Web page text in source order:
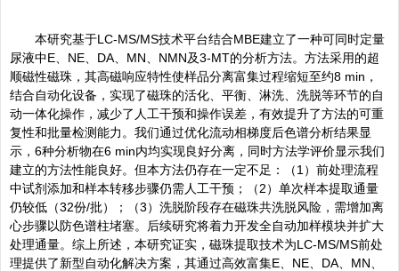
本研究基于LC-MS/MS技术平台结合MBE建立了一种可同时定量
尿液中E、NE、DA、MN、NMN及3-MT的分析方法。方法采用的超
顺磁性磁珠，其高磁响应特性使样品分离富集过程缩短至约8 min，
结合自动化设备，实现了磁珠的活化、平衡、淋洗、洗脱等环节的自
动一体化操作，减少了人工干预和操作误差，有效提升了方法的可重
复性和批量检测能力。我们通过优化流动相梯度后色谱分析结果显
示，6种分析物在6 min内均实现良好分离，同时方法学评价显示我们
建立的方法性能良好。但本方法仍存在一定不足：（1）前处理流程
中试剂添加和样本转移步骤仍需人工干预；（2）单次样本提取通量
仍较低（32份/批）；（3）洗脱阶段存在磁珠共洗脱风险，需增加离
心步骤以防色谱柱堵塞。后续研究将着力开发全自动加样模块并扩大
处理通量。综上所述，本研究证实，磁珠提取技术为LC-MS/MS前处
理提供了新型自动化解决方案，其通过高效富集E、NE、DA、MN、